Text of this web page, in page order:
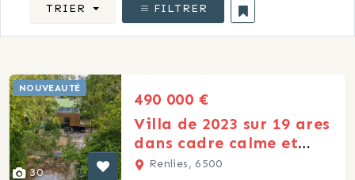
TRIER FILTRER
30
NOUVEAUTÉ
490 000 €
Villa de 2023 sur 19 ares
dans cadre calme et
boisé à 5' des Lacs
Renlies, 6500